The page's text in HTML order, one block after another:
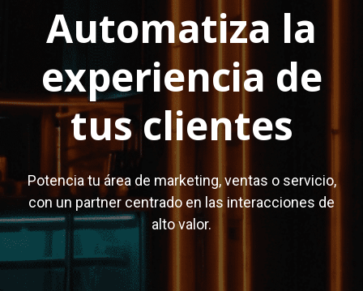
Automatiza la
experiencia de
tus clientes
Potencia tu área de marketing, ventas o servicio,
con un partner centrado en las interacciones de
alto valor.